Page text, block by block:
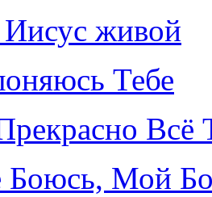
живой
Тебе
Всё
Боюсь, Мой